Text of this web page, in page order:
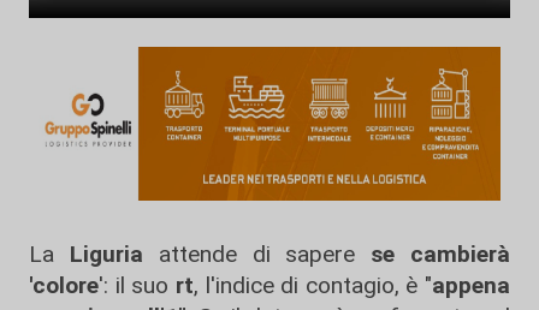
La Liguria attende di sapere se cambierà
'colore': il suo rt, l'indice di contagio, è "appena